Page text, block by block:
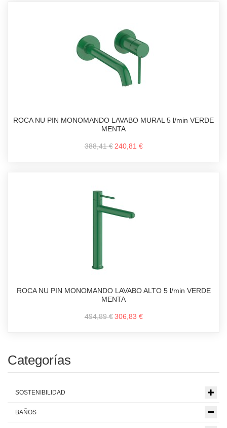
ROCA NU PIN MONOMANDO LAVABO MURAL 5 l/min VERDE
MENTA
388,41 € 240,81 €
ROCA NU PIN MONOMANDO LAVABO ALTO 5 l/min VERDE
MENTA
494,89 € 306,83 €
Categorías
SOSTENIBILIDAD
BAÑOS